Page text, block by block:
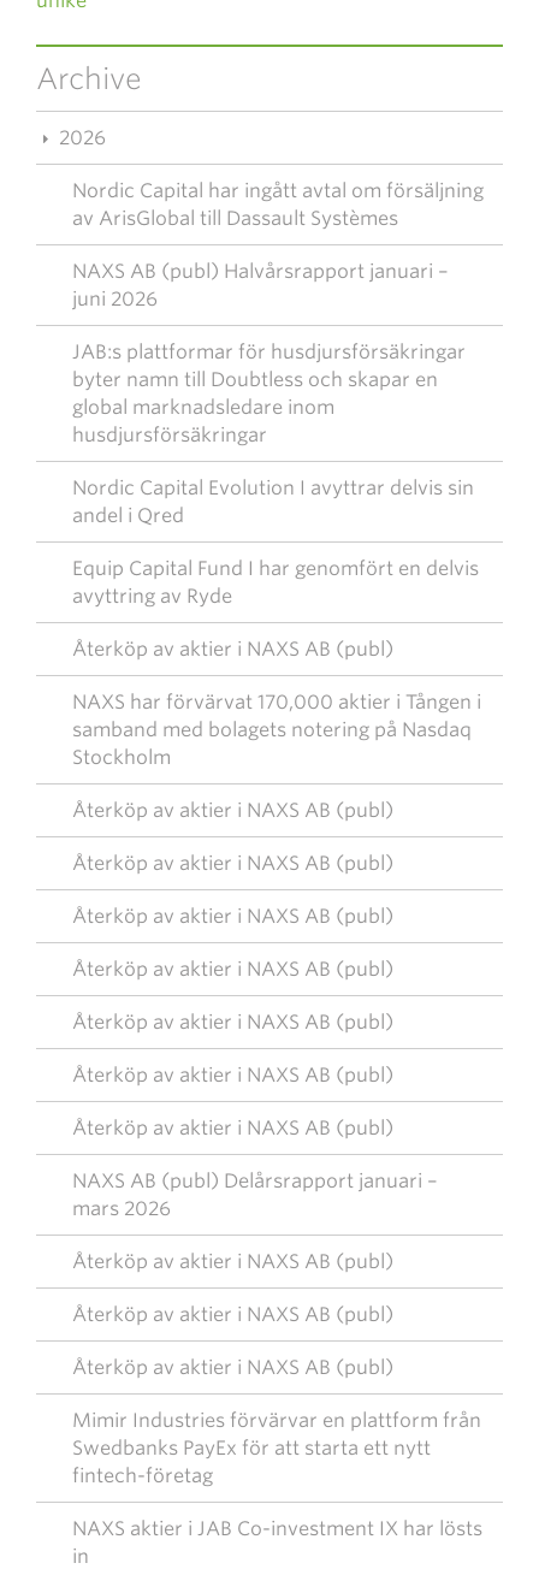
Archive
2026
Nordic Capital har ingått avtal om försäljning
av ArisGlobal till Dassault Systèmes
NAXS AB (publ) Halvårsrapport januari –
juni 2026
JAB:s plattformar för husdjursförsäkringar
byter namn till Doubtless och skapar en
global marknadsledare inom
husdjursförsäkringar
Nordic Capital Evolution I avyttrar delvis sin
andel i Qred
Equip Capital Fund I har genomfört en delvis
avyttring av Ryde
Återköp av aktier i NAXS AB (publ)
NAXS har förvärvat 170,000 aktier i Tången i
samband med bolagets notering på Nasdaq
Stockholm
Återköp av aktier i NAXS AB (publ)
Återköp av aktier i NAXS AB (publ)
Återköp av aktier i NAXS AB (publ)
Återköp av aktier i NAXS AB (publ)
Återköp av aktier i NAXS AB (publ)
Återköp av aktier i NAXS AB (publ)
Återköp av aktier i NAXS AB (publ)
NAXS AB (publ) Delårsrapport januari –
mars 2026
Återköp av aktier i NAXS AB (publ)
Återköp av aktier i NAXS AB (publ)
Återköp av aktier i NAXS AB (publ)
Mimir Industries förvärvar en plattform från
Swedbanks PayEx för att starta ett nytt
fintech-företag
NAXS aktier i JAB Co-investment IX har lösts
in